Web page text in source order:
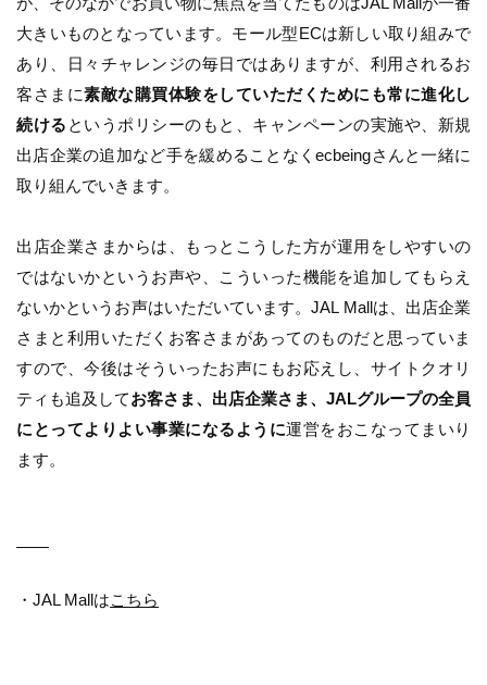
大きいものとなっています。モール型ECは新しい取り組みで
あり、日々チャレンジの毎日ではありますが、利用されるお
客さまに素敵な購買体験をしていただくためにも常に進化し
続ける というポリシーのもと、キャンペーンの実施や、新規
出店企業の追加など手を緩めることなくecbeingさんと一緒に
取り組んでいきます。
出店企業さまからは、もっとこうした方が運用をしやすいの
ではないかというお声や、こういった機能を追加してもらえ
ないかというお声はいただいています。JAL Mallは、出店企業
さまと利用いただくお客さまがあってのものだと思っていま
すので、今後はそういったお声にもお応えし、サイトクオリ
ティも追及してお客さま、出店企業さま、JALグループの全員
にとってよりよい事業になるように運営をおこなってまいり
ます。
――
・JAL Mallはこちら